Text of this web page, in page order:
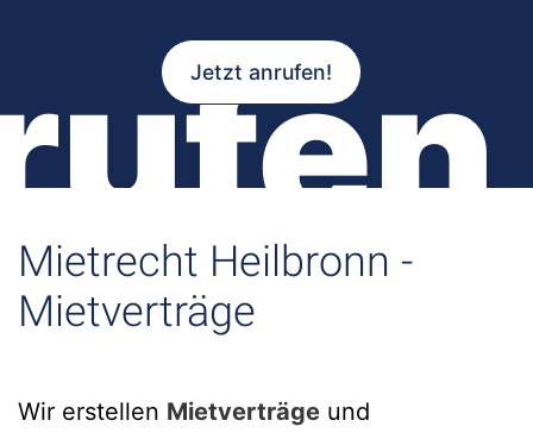
Jetzt anrufen!
Mietrecht Heilbronn -
Mietverträge
Wir erstellen Mietverträge und